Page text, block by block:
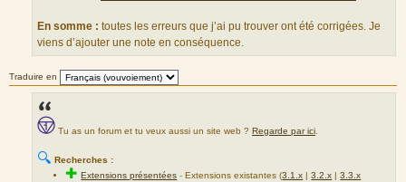
En somme : toutes les erreurs que j’ai pu trouver ont été corrigées. Je
viens d’ajouter une note en conséquence.
Traduire en
Tu as un forum et tu veux aussi un site web ? Regarde par ici
🔍 Recherches :
✚Extensions présentées -Extensions existantes (3.1.x |3.2.x |3.3.x